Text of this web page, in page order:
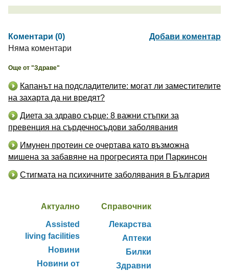
Коментари (0)
Добави коментар
Няма коментари
Още от "Здраве"
Капанът на подсладителите: могат ли заместителите
на захарта да ни вредят?
Диета за здраво сърце: 8 важни стъпки за
превенция на сърдечносъдови заболявания
Имунен протеин се очертава като възможна
мишена за забавяне на прогресията при Паркинсон
Стигмата на психичните заболявания в България
Актуално
Assisted
living facilities
Новини
Новини от
Справочник
Лекарства
Аптеки
Билки
Здравни